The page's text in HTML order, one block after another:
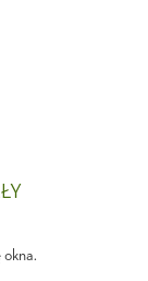
okna.